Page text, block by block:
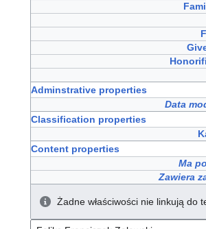
Adminstrative properties
Data
Classification properties
Content properties
Ma
Zawiera
Żadne właściwości nie linkują do